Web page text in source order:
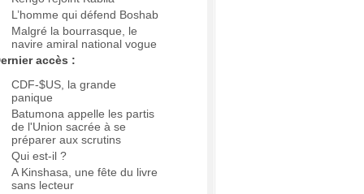
L’homme qui défend Boshab
Malgré la bourrasque, le
navire amiral national vogue
accès :
CDF-$US, la grande
panique
Batumona appelle les partis
de l'Union sacrée à se
préparer aux scrutins
Qui est-il ?
A Kinshasa, une fête du livre
sans lecteur